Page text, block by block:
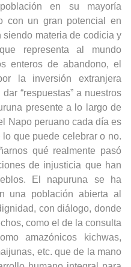
en su mayoría
con un gran potencial en
materia de codicia y
representa al mundo
enteros de abandono, el
la inversión extranjera
“respuestas” a nuestros
presente a lo largo de
Napo peruano cada día es
que puede celebrar o no.
qué realmente pasó
de injusticia que han
El napuruna se ha
una población abierta al
con diálogo, donde
como el de la consulta
amazónicos kichwas,
etc. que de la mano